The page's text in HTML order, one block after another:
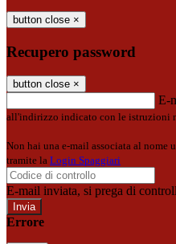
button close ×
Recupero password
button close ×
E-
all'indirizzo indicato con le istruzioni
Non hai una e-mail associata al nome
tramite la Login Spaggiari
E-mail inviata, si prega di
Errore